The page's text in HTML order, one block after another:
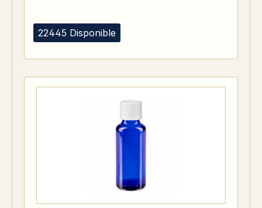
22445 Disponible